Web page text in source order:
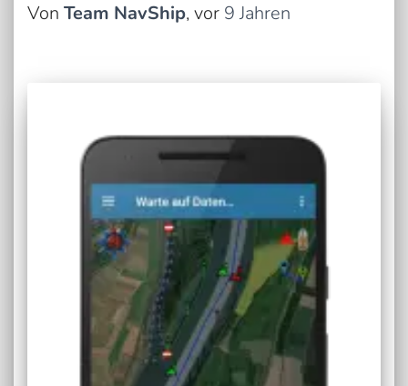
Von Team NavShip, vor 9 Jahren